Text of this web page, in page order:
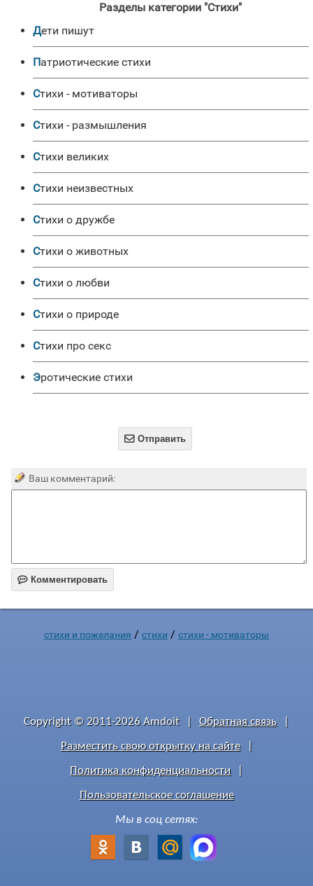
Разделы категории "Стихи"
Дети пишут
Патриотические стихи
Стихи - мотиваторы
Стихи - размышления
Стихи великих
Стихи неизвестных
Стихи о дружбе
Стихи о животных
Стихи о любви
Стихи о природе
Стихи про секс
Эротические стихи
 Отправить
Ваш комментарий:
 Комментировать
стихи и пожелания / стихи / стихи - мотиваторы
Copyright © 2011-2026 Amdoit Обратная связь
Разместить свою открытку на сайте
Политика конфиденциальности
Пользовательское соглашение
Мы в соц сетях: